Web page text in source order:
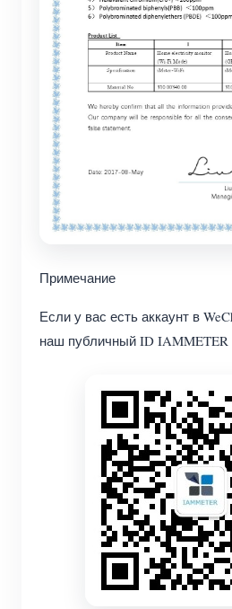
Примечание
Если у вас есть аккаунт в
наш публичный ID IAMMETER